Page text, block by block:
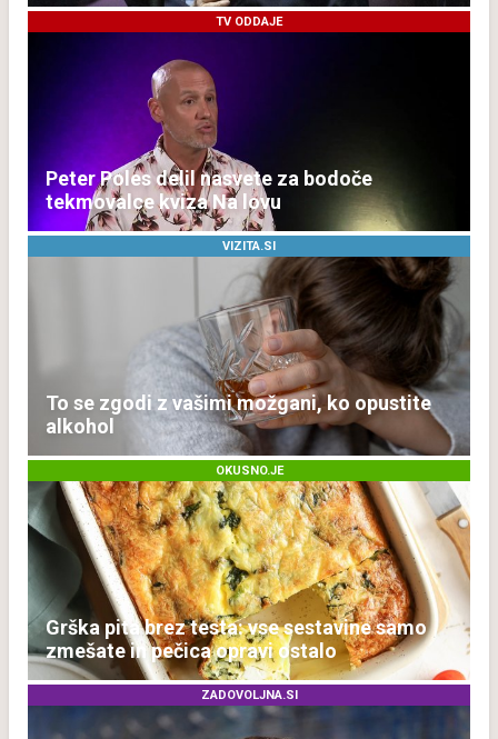
TV ODDAJE
Peter Poles delil nasvete za bodoče
tekmovalce kviza Na lovu
VIZITA.SI
To se zgodi z vašimi možgani, ko opustite
alkohol
OKUSNO.JE
Grška pita brez testa: vse sestavine samo
zmešate in pečica opravi ostalo
ZADOVOLJNA.SI